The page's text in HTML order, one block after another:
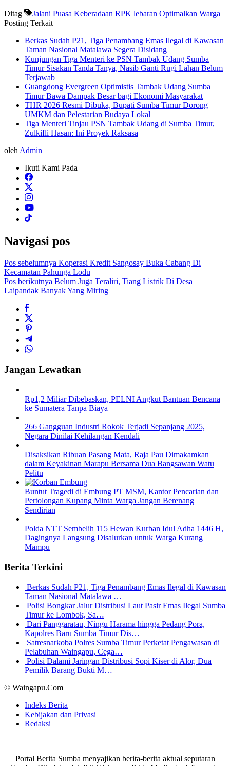
Ditag Jalani Puasa Keberadaan RPK lebaran Optimalkan Warga
Posting Terkait
Berkas Sudah P21, Tiga Penambang Emas Ilegal di Kawasan
Taman Nasional Matalawa Segera Disidang
Kunjungan Tiga Menteri ke PSN Tambak Udang Sumba
Timur Sisakan Tanda Tanya, Nasib Ganti Rugi Lahan Belum
Terjawab
Guangdong Evergreen Optimistis Tambak Udang Sumba
Timur Bawa Dampak Besar bagi Ekonomi Masyarakat
THR 2026 Resmi Dibuka, Bupati Sumba Timur Dorong
UMKM dan Pelestarian Budaya Lokal
Tiga Menteri Tinjau PSN Tambak Udang di Sumba Timur,
Zulkifli Hasan: Ini Proyek Raksasa
oleh Admin
Ikuti Kami Pada
Navigasi pos
Pos sebelumnya Koperasi Kredit Sangosay Buka Cabang Di
Kecamatan Pahunga Lodu
Pos berikutnya Belum Juga Teraliri, Tiang Listrik Di Desa
Laipandak Banyak Yang Miring
Jangan Lewatkan
Rp1,2 Miliar Dibebaskan, PELNI Angkut Bantuan Bencana
ke Sumatera Tanpa Biaya
266 Gangguan Industri Rokok Terjadi Sepanjang 2025,
Negara Dinilai Kehilangan Kendali
Disaksikan Ribuan Pasang Mata, Raja Pau Dimakamkan
dalam Keyakinan Marapu Bersama Dua Bangsawan Watu
Pelitu
Buntut Tragedi di Embung PT MSM, Kantor Pencarian dan
Pertolongan Kupang Minta Warga Jangan Berenang
Sendirian
Polda NTT Sembelih 115 Hewan Kurban Idul Adha 1446 H,
Dagingnya Langsung Disalurkan untuk Warga Kurang
Mampu
Berita Terkini
Berkas Sudah P21, Tiga Penambang Emas Ilegal di Kawasan
Taman Nasional Matalawa …
Polisi Bongkar Jalur Distribusi Laut Pasir Emas Ilegal Sumba
Timur ke Lombok, Sa…
Dari Panggaratau, Ningu Harama hingga Pedang Pora,
Kapolres Baru Sumba Timur Dis…
Satresnarkoba Polres Sumba Timur Perketat Pengawasan di
Pelabuhan Waingapu, Cega…
Polisi Dalami Jaringan Distribusi Sopi Kiser di Alor, Dua
Pemilik Barang Bukti M…
© Waingapu.Com
Indeks Berita
Kebijakan dan Privasi
Redaksi
Portal Berita Sumba menyajikan berita-berita aktual seputaran